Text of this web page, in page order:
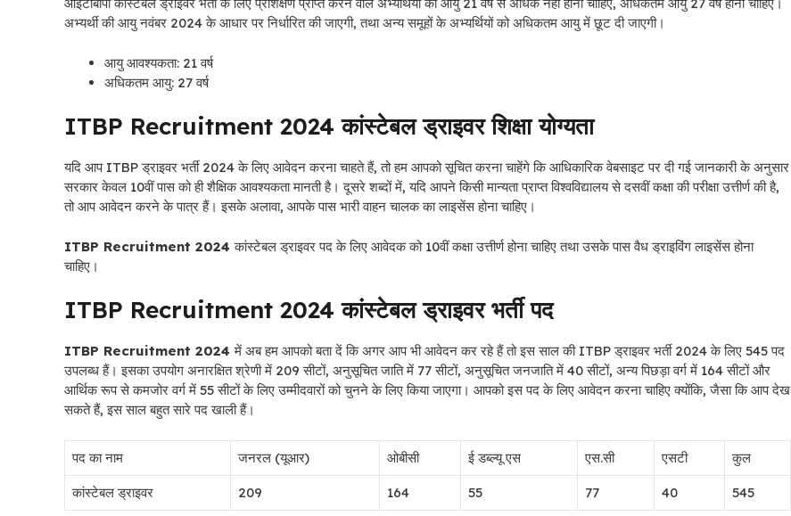
अभ्यर्थी की आयु नवंबर 2024 के आधार पर निर्धारित की जाएगी, तथा अन्य समूहों के अभ्यर्थियों को अधिकतम आयु में छूट दी जाएगी।
आयु आवश्यकता: 21 वर्ष
अधिकतम आयु: 27 वर्ष
ITBP Recruitment 2024 कांस्टेबल ड्राइवर शिक्षा योग्यता
यदि आप ITBP ड्राइवर भर्ती 2024 के लिए आवेदन करना चाहते हैं, तो हम आपको सूचित करना चाहेंगे कि आधिकारिक वेबसाइट पर दी गई जानकारी के अनुसार
सरकार केवल 10वीं पास को ही शैक्षिक आवश्यकता मानती है। दूसरे शब्दों में, यदि आपने किसी मान्यता प्राप्त विश्वविद्यालय से दसवीं कक्षा की परीक्षा उत्तीर्ण की है,
तो आप आवेदन करने के पात्र हैं। इसके अलावा, आपके पास भारी वाहन चालक का लाइसेंस होना चाहिए।
ITBP Recruitment 2024कांस्टेबल ड्राइवरपद के लिए आवेदक को 10वीं कक्षा उत्तीर्ण होना चाहिए तथा उसके पास वैध ड्राइविंग लाइसेंस होना
चाहिए।
ITBP Recruitment 2024 कांस्टेबल ड्राइवर भर्ती पद
ITBP Recruitment 2024में अब हम आपको बता दें कि अगर आप भी आवेदन कर रहे हैं तो इस साल की ITBP ड्राइवर भर्ती 2024 के लिए 545 पद
उपलब्ध हैं। इसका उपयोग अनारक्षित श्रेणी में 209 सीटों, अनुसूचित जाति में 77 सीटों, अनुसूचित जनजाति में 40 सीटों, अन्य पिछड़ा वर्ग में 164 सीटों और
आर्थिक रूप से कमजोर वर्ग में 55 सीटों के लिए उम्मीदवारों को चुनने के लिए किया जाएगा। आपको इस पद के लिए आवेदन करना चाहिए क्योंकि, जैसा कि आप देख
सकते हैं, इस साल बहुत सारे पद खाली हैं।
पद का नाम जनरल (यूआर) ओबीसी ई डब्ल्यू एस एस.सी एसटी कुल
कांस्टेबल ड्राइवर 209 164 55 77 40 545